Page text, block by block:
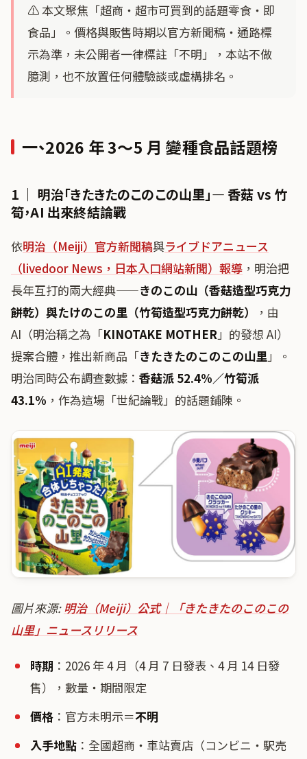
⚠️ 本文聚焦「超商・超市可買到的話題零食・即
食品」。價格與販售時期以官方新聞稿・通路標
示為準，未公開者一律標註「不明」，本站不做
臆測，也不放置任何體驗談或虛構排名。
一、2026 年 3〜5 月 變種食品話題榜
1 ｜ 明治「きたきたのこのこの山里」— 香菇 vs 竹
筍，AI 出來終結論戰
依明治（Meiji）官方新聞稿與ライブドアニュース
（livedoor News，日本入口網站新聞）報導 ，明治把
長年互打的兩大經典——きのこの山（香菇造型巧克力
餅乾） 與たけのこの里（竹筍造型巧克力餅乾）
，由
AI（明治稱之為「KINOTAKE MOTHER 」的發想 AI）
提案合體，推出新商品「きたきたのこのこの山里 」。
明治同時公布調查數據： 香菇派 52.4%／竹筍派
43.1% ，作為這場「世紀論戰」的話題鋪陳。
圖片來源:明治（Meiji）公式｜「きたきたのこのこの
山里」ニュースリリース
時期 ：2026 年 4 月（4 月 7 日發表、4 月 14 日發
售），數量・期間限定
價格 ：官方未明示＝不明
入手地點 ：全國超商・車站賣店（コンビニ・駅売